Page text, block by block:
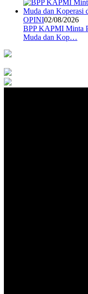
OPINI02/08/2026
BPP KAPMI Minta
Muda dan Kop…